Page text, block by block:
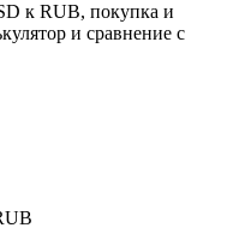
к RUB, покупка и
и сравнение с